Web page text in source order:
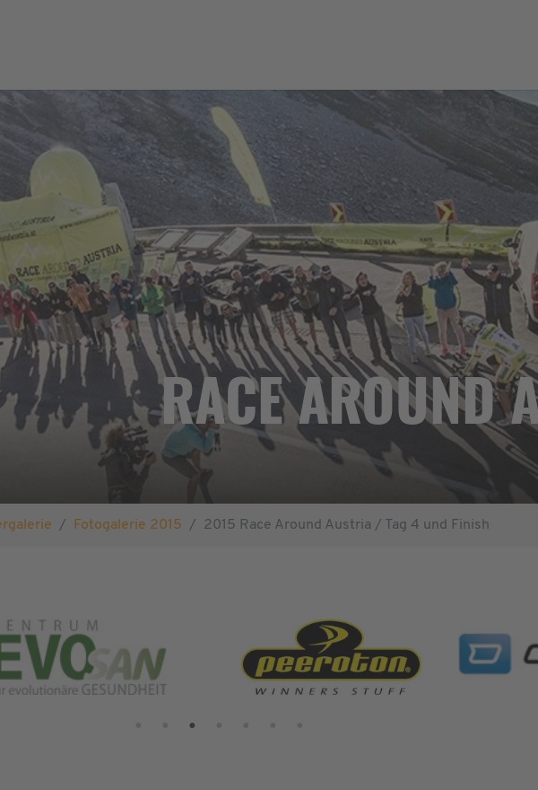
RACE AROUND
Fotogalerie 2015 2015 Race Around Austria / Tag 4 und Finish